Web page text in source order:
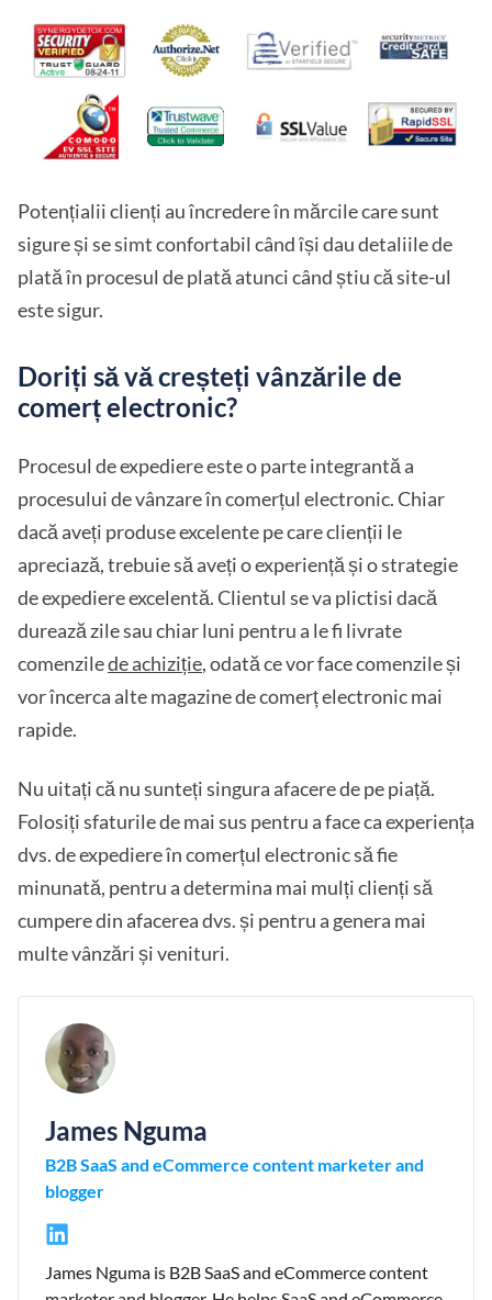
Potențialii clienți au încredere în mărcile care sunt
sigure și se simt confortabil când își dau detaliile de
plată în procesul de plată atunci când știu că site-ul
este sigur.
Doriți să vă creșteți vânzările de
comerț electronic?
Procesul de expediere este o parte integrantă a
procesului de vânzare în comerțul electronic. Chiar
dacă aveți produse excelente pe care clienții le
apreciază, trebuie să aveți o experiență și o strategie
de expediere excelentă. Clientul se va plictisi dacă
durează zile sau chiar luni pentru a le fi livrate
comenzilede achiziție, odată ce vor face comenzile și
vor încerca alte magazine de comerț electronic mai
rapide.
Nu uitați că nu sunteți singura afacere de pe piață.
Folosiți sfaturile de mai sus pentru a face ca experiența
dvs. de expediere în comerțul electronic să fie
minunată, pentru a determina mai mulți clienți să
cumpere din afacerea dvs. și pentru a genera mai
multe vânzări și venituri.
James Nguma
B2B SaaS and eCommerce content marketer and
blogger
James Nguma is B2B SaaS and eCommerce content